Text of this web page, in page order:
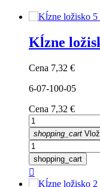
Kĺzne
Cena 7,32 €
6-07-100-05
Cena 7,32 €
shopping_cart
shopping_cart
